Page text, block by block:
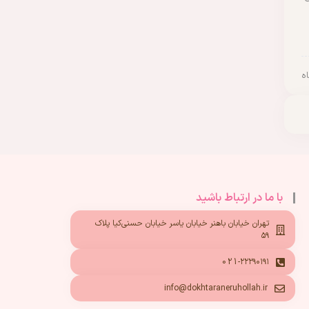
با ما در ارتباط باشید
تهران خیابان باهنر خیابان یاسر خیابان حسنی‌کیا پلاک
۵۹
021-۲۲۲۹۰۱۹۱
info@dokhtaraneruhollah.ir